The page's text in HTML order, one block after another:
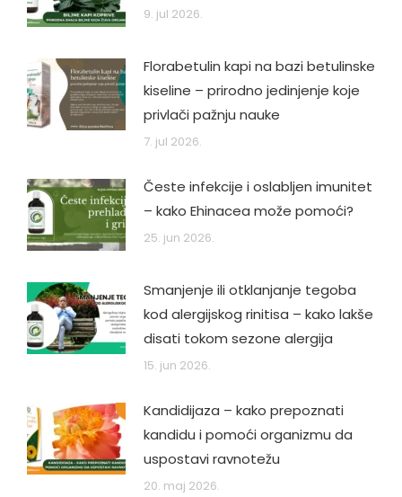
9. jul 2026.
Florabetulin kapi na bazi betulinske
kiseline – prirodno jedinjenje koje
privlači pažnju nauke
7. jul 2026.
Česte infekcije i oslabljen imunitet
– kako Ehinacea može pomoći?
25. jun 2026.
Smanjenje ili otklanjanje tegoba
kod alergijskog rinitisa – kako lakše
disati tokom sezone alergija
15. jun 2026.
Kandidijaza – kako prepoznati
kandidu i pomoći organizmu da
uspostavi ravnotežu
20. maj 2026.